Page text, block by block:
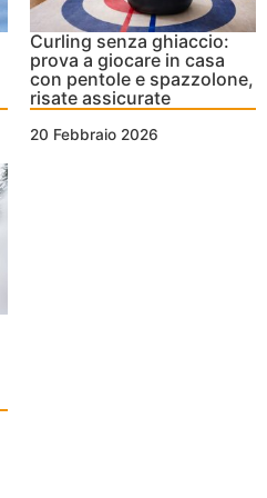
Curling senza ghiaccio:
prova a giocare in casa
con pentole e spazzolone,
risate assicurate
20 Febbraio 2026